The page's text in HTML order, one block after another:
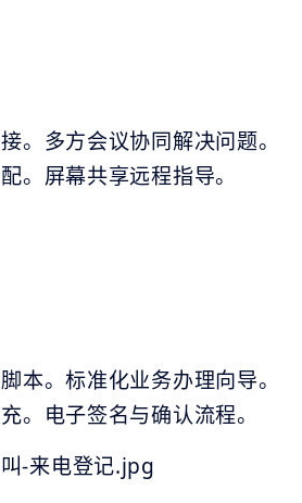
。多方会议协同解决问题。
。屏幕共享远程指导。
本。标准化业务办理向导。
。电子签名与确认流程。